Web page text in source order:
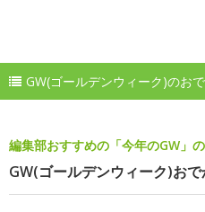
GW(ゴールデンウィーク)のお
編集部おすすめの「今年のGW」
GW(ゴールデンウィーク)お